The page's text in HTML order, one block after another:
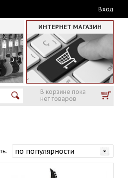
Вход
ИНТЕРНЕТ МАГАЗИН
В корзине пока
нет товаров